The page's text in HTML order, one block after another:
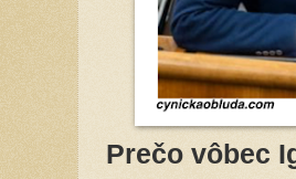
Prečo vôbec